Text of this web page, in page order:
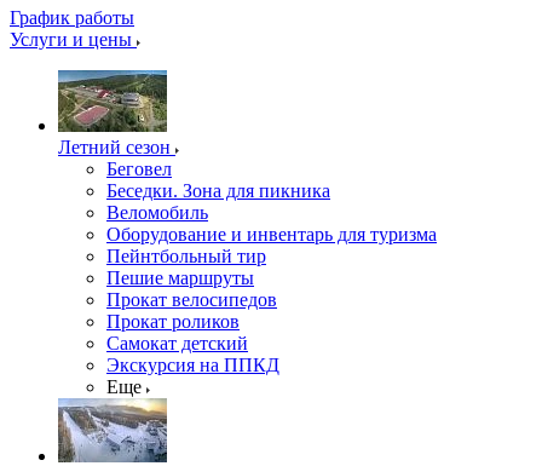
График работы
Услуги и цены
Летний сезон
Беговел
Беседки. Зона для пикника
Веломобиль
Оборудование и инвентарь для туризма
Пейнтбольный тир
Пешие маршруты
Прокат велосипедов
Прокат роликов
Самокат детский
Экскурсия на ППКД
Еще